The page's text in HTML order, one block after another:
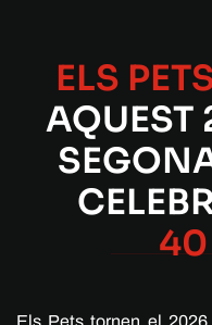
ELS
AQUEST
40
Els Pets tornen el